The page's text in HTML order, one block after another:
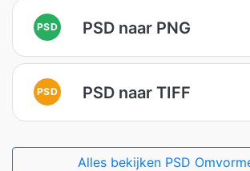
PSD PSD naar PNG
PSD PSD naar TIFF
Alles bekijken PSD